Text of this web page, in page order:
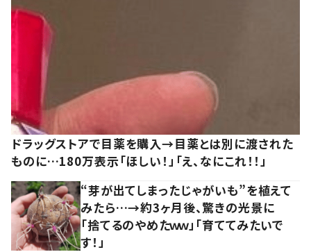
ドラッグストアで目薬を購入→目薬とは別に渡された
ものに…180万表示「ほしい！」「え、なにこれ！！」
“芽が出てしまったじゃがいも”を植えて
みたら…→約3ヶ月後、驚きの光景に
「捨てるのやめたｗｗ」「育ててみたいで
す！」